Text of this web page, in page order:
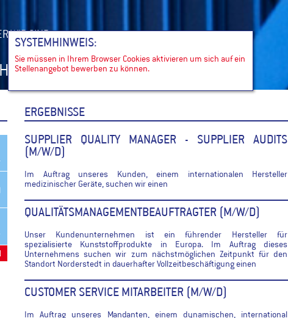
WIR SIND
ERGEBNISSE
SUPPLIER QUALITY MANAGER - SUPPLIER AUDITS
(M/W/D)
Im Auftrag unseres Kunden, einem internationalen Hersteller
medizinischer Geräte, suchen wir einen
QUALITÄTSMANAGEMENTBEAUFTRAGTER (M/W/D)
Unser Kundenunternehmen ist ein führender Hersteller für
spezialisierte Kunststoffprodukte in Europa. Im Auftrag dieses
Unternehmens suchen wir zum nächstmöglichen Zeitpunkt für den
Standort Norderstedt in dauerhafter Vollzeitbeschäftigung einen
CUSTOMER SERVICE MITARBEITER (M/W/D)
Im Auftrag unseres Mandanten, einem dynamischen, international
SYSTEMHINWEIS:
Sie müssen in Ihrem Browser Cookies aktivieren um sich auf ein
Stellenangebot bewerben zu können.